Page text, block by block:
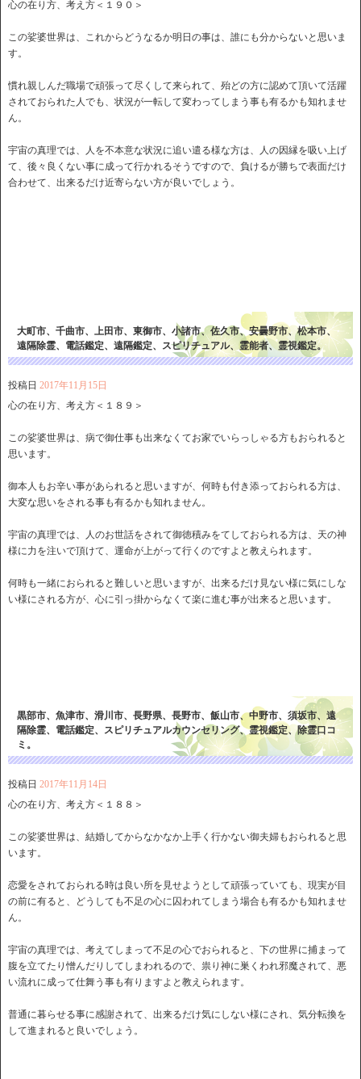
心の在り方、考え方＜１９０＞
この娑婆世界は、これからどうなるか明日の事は、誰にも分からないと思いま
す。
慣れ親しんだ職場で頑張って尽くして来られて、殆どの方に認めて頂いて活躍
されておられた人でも、状況が一転して変わってしまう事も有るかも知れませ
ん。
宇宙の真理では、人を不本意な状況に追い遣る様な方は、人の因縁を吸い上げ
て、後々良くない事に成って行かれるそうですので、負けるが勝ちで表面だけ
合わせて、出来るだけ近寄らない方が良いでしょう。
大町市、千曲市、上田市、東御市、小諸市、佐久市、安曇野市、松本市、
遠隔除霊、電話鑑定、遠隔鑑定、スピリチュアル、霊能者、霊視鑑定。
投稿日 2017年11月15日
心の在り方、考え方＜１８９＞
この娑婆世界は、病で御仕事も出来なくてお家でいらっしゃる方もおられると
思います。
御本人もお辛い事があられると思いますが、何時も付き添っておられる方は、
大変な思いをされる事も有るかも知れません。
宇宙の真理では、人のお世話をされて御徳積みをてしておられる方は、天の神
様に力を注いで頂けて、運命が上がって行くのですよと教えられます。
何時も一緒におられると難しいと思いますが、出来るだけ見ない様に気にしな
い様にされる方が、心に引っ掛からなくて楽に進む事が出来ると思います。
黒部市、魚津市、滑川市、長野県、長野市、飯山市、中野市、須坂市、遠
隔除霊、電話鑑定、スピリチュアルカウンセリング、霊視鑑定、除霊口コ
ミ。
投稿日 2017年11月14日
心の在り方、考え方＜１８８＞
この娑婆世界は、結婚してからなかなか上手く行かない御夫婦もおられると思
います。
恋愛をされておられる時は良い所を見せようとして頑張っていても、現実が目
の前に有ると、どうしても不足の心に囚われてしまう場合も有るかも知れませ
ん。
宇宙の真理では、考えてしまって不足の心でおられると、下の世界に捕まって
腹を立てたり憎んだりしてしまわれるので、祟り神に巣くわれ邪魔されて、悪
い流れに成って仕舞う事も有りますよと教えられます。
普通に暮らせる事に感謝されて、出来るだけ気にしない様にされ、気分転換を
して進まれると良いでしょう。